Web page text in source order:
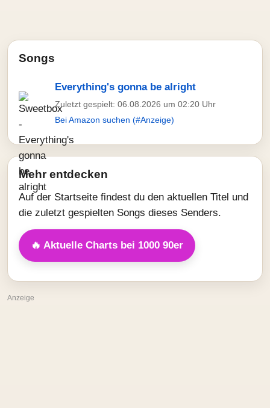
Songs
Everything's gonna be alright
Zuletzt gespielt: 06.08.2026 um 02:20 Uhr
Bei Amazon suchen (#Anzeige)
Mehr entdecken
Auf der Startseite findest du den aktuellen Titel und
die zuletzt gespielten Songs dieses Senders.
🔥 Aktuelle Charts bei 1000 90er
Anzeige